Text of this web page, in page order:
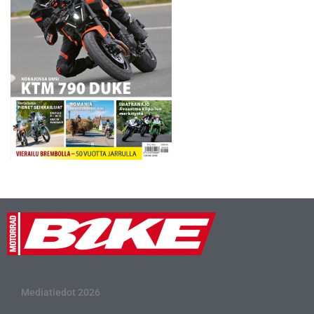
tuotteisiin. Toivotamme
kaikki motoristit…
Mediatiedot 2026